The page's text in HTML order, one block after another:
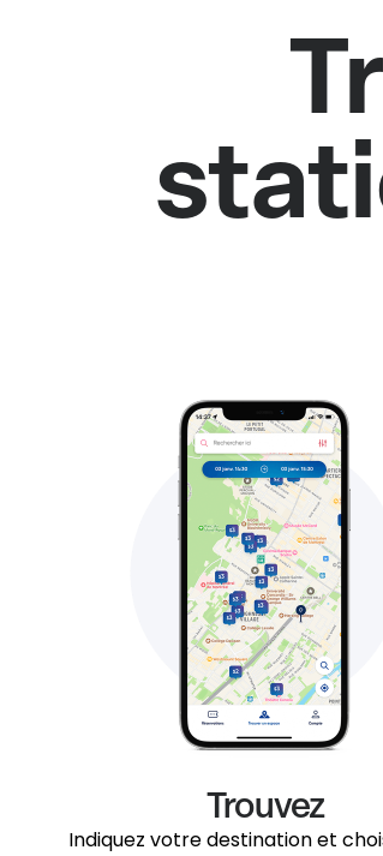
Trouvez
Indiquez votre destination et